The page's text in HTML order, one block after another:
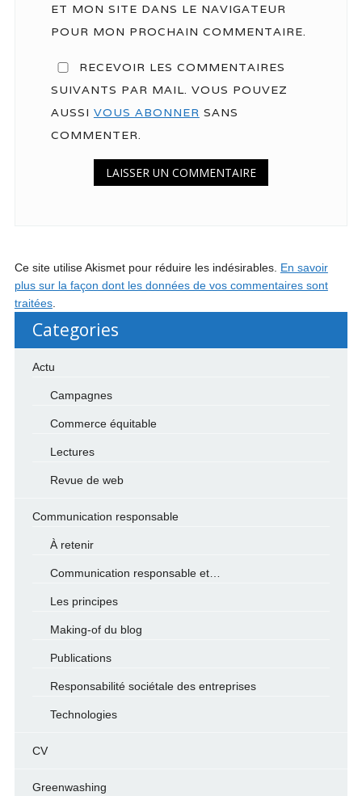
ET MON SITE DANS LE NAVIGATEUR
POUR MON PROCHAIN COMMENTAIRE.
RECEVOIR LES COMMENTAIRES
SUIVANTS PAR MAIL. VOUS POUVEZ
AUSSI VOUS ABONNER SANS
COMMENTER.
Ce site utilise Akismet pour réduire les indésirables. En savoir
plus sur la façon dont les données de vos commentaires sont
traitées.
Categories
Actu
Campagnes
Commerce équitable
Lectures
Revue de web
Communication responsable
À retenir
Communication responsable et…
Les principes
Making-of du blog
Publications
Responsabilité sociétale des entreprises
Technologies
CV
Greenwashing